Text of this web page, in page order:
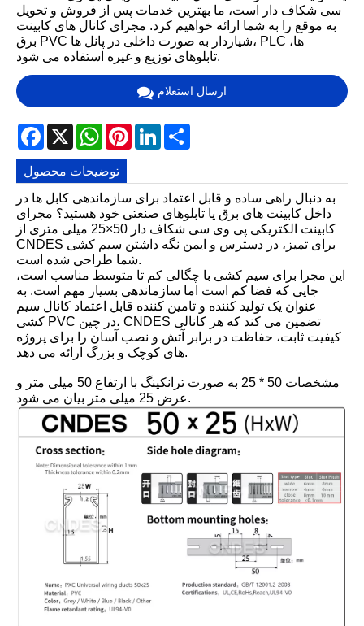
سی شکاف دار است، ما بهترین خدمات پس از فروش و تحویل
به موقع را به شما ارائه خواهیم کرد. مجرای کانال های کابینت
برق PVC شیاردار به صورت داخلی در پانل ها، PLC ها،
تابلوهای توزیع و غیره استفاده می شود.
ارسال استعلام
Facebook
X WhatsApp
PinterestLinkedIn
توضیحات محصول
به دنبال راهی ساده و قابل اعتماد برای سازماندهی کابل ها در
داخل کابینت های برق یا تابلوهای صنعتی خود هستید؟ مجرای
کابینت الکتریکی پی وی سی شکاف دار 50×25 میلی متری از
CNDES برای تمیز، در دسترس و ایمن نگه داشتن سیم کشی
شما طراحی شده است.
این مجرا برای سیم کشی با چگالی کم تا متوسط ​​مناسب است،
جایی که فضا کم است اما سازماندهی بسیار مهم است. به
عنوان یک تولید کننده و تامین کننده قابل اعتماد کانال سیم
کشی PVC در چین، CNDES تضمین می کند که هر کانالی
کیفیت ثابت، حفاظت در برابر آتش و نصب آسان را برای پروژه
های کوچک و بزرگ ارائه می دهد.
مشخصات 50 * 25 به صورت ترانکینگ با ارتفاع 50 میلی متر و
عرض 25 میلی متر بیان می شود.